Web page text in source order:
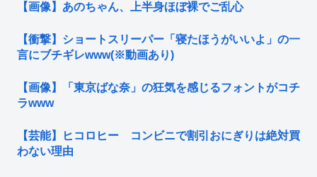
【画像】あのちゃん、上半身ほぼ裸でご乱心
【衝撃】ショートスリーパー「寝たほうがいいよ」の一
言にブチギレwww(※動画あり)
【画像】「東京ばな奈」の狂気を感じるフォントがコチ
ラwww
【芸能】ヒコロヒー コンビニで割引おにぎりは絶対買
わない理由